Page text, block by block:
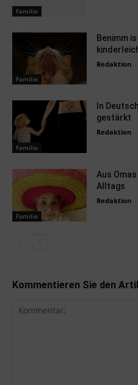
Familie
Familie
Benimm
Redaktion
Familie
In
gestärkt
Redaktion
Familie
Aus
Alltags
Redaktion
Kommentieren Sie den